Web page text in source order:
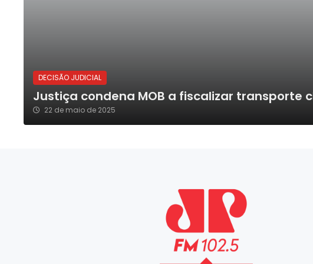
DECISÃO JUDICIAL
Justiça condena MOB a fiscalizar transporte
22 de maio de 2025